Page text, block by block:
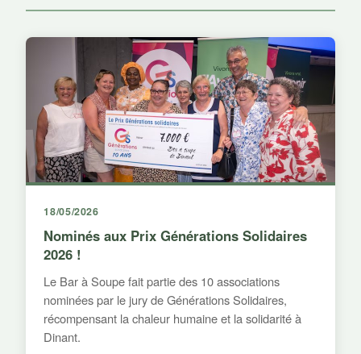
18/05/2026
Nominés aux Prix Générations Solidaires
2026 !
Le Bar à Soupe fait partie des 10 associations
nominées par le jury de Générations Solidaires,
récompensant la chaleur humaine et la solidarité à
Dinant.